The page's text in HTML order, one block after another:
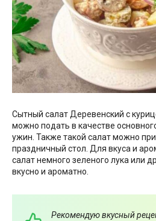
Сытный салат Деревенский с
можно подать в качестве
ужин. Также такой салат можно
праздничный стол. Для вкуса и
салат немного зеленого лука или
вкусно и ароматно.
Рекомендую вкусный